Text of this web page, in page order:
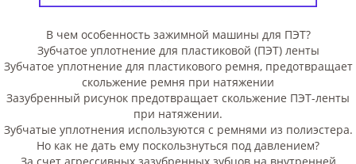
В чем особенность зажимной машины для ПЭТ?
Зубчатое уплотнение для пластиковой (ПЭТ) ленты
Зубчатое уплотнение для пластикового ремня, предотвращает
скольжение ремня при натяжении
Зазубренный рисунок предотвращает скольжение ПЭТ-ленты
при натяжении.
Зубчатые уплотнения используются с ремнями из полиэстера.
Но как не дать ему поскользнуться под давлением?
За счет агрессивных зазубренных зубцов на внутренней